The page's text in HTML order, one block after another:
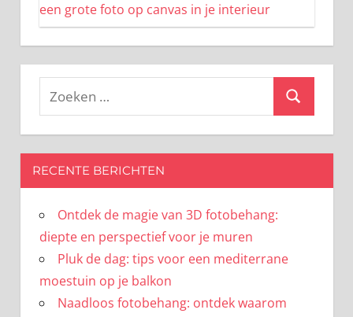
een grote foto op canvas in je interieur
Zoeken
Zoeken
RECENTE BERICHTEN
Ontdek de magie van 3D fotobehang:
diepte en perspectief voor je muren
Pluk de dag: tips voor een mediterrane
moestuin op je balkon
Naadloos fotobehang: ontdek waarom